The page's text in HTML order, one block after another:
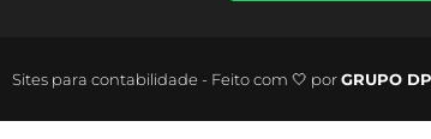
Sites para contabilidade - Feito com 🤍 porGRUPO